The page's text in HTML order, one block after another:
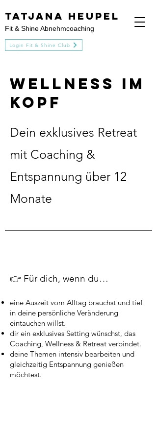
Tatjana heupel
Login Fit & Shine Club
Fit & Shine Abnehmcoaching
Wellness im
Kopf
Dein exklusives Retreat
mit Coaching &
Entspannung über 12
Monate
👉 Für dich, wenn du…
eine Auszeit vom Alltag brauchst und tief
in deine persönliche Veränderung
eintauchen willst.
dir ein exklusives Setting wünschst, das
Coaching, Wellness & Retreat verbindet.
deine Themen intensiv bearbeiten und
gleichzeitig Entspannung genießen
möchtest.